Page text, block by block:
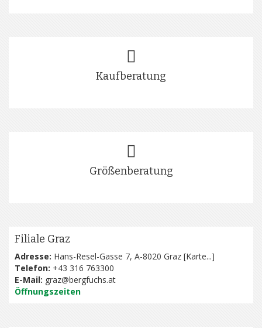
Kaufberatung
Größenberatung
Filiale Graz
Adresse: Hans-Resel-Gasse 7, A-8020 Graz [Karte...]
Telefon: +43 316 763300
E-Mail: graz@bergfuchs.at
Öffnungszeiten